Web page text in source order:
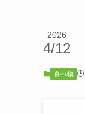
2026
4/12
食べ物